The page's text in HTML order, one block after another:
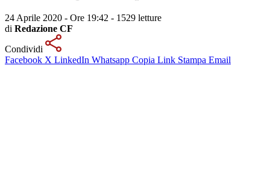
24 Aprile 2020 - Ore 19:42 - 1529 letture
di Redazione CF
Condividi
Facebook X LinkedIn Whatsapp Copia Link Stampa Email